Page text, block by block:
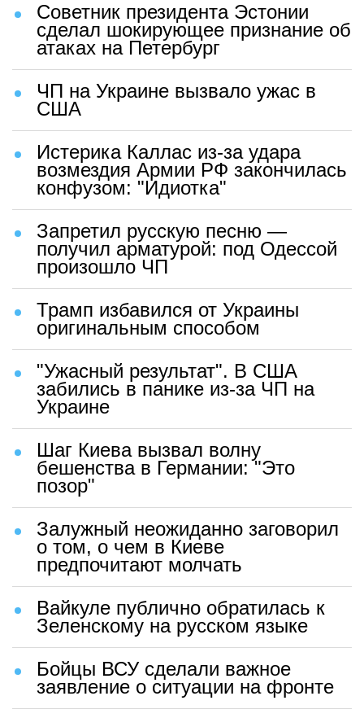
Советник президента Эстонии
сделал шокирующее признание об
атаках на Петербург
ЧП на Украине вызвало ужас в
США
Истерика Каллас из-за удара
возмездия Армии РФ закончилась
конфузом: "Идиотка"
Запретил русскую песню —
получил арматурой: под Одессой
произошло ЧП
Трамп избавился от Украины
оригинальным способом
"Ужасный результат". В США
забились в панике из-за ЧП на
Украине
Шаг Киева вызвал волну
бешенства в Германии: "Это
позор"
Залужный неожиданно заговорил
о том, о чем в Киеве
предпочитают молчать
Вайкуле публично обратилась к
Зеленскому на русском языке
Бойцы ВСУ сделали важное
заявление о ситуации на фронте